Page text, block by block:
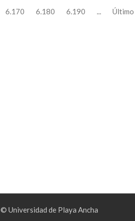
6.170 6.180 6.190 Último
© Universidad de Playa Ancha